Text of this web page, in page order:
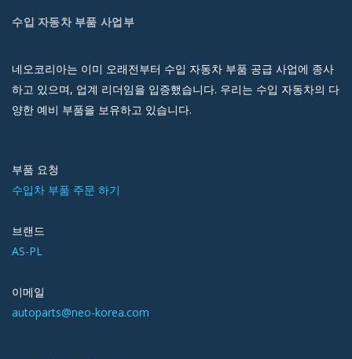
수입 자동차 부품 사업부
네오코리아는 이미 오래전부터 수입 자동차 부품 공급 사업에 종사
하고 있으며, 업계 리더임을 입증했습니다. 우리는 수입 자동차의 다
양한 예비 부품을 보유하고 있습니다.
부품 요청
수입차 부품 주문 하기
브랜드
AS-PL
이메일
autoparts@neo-korea.com